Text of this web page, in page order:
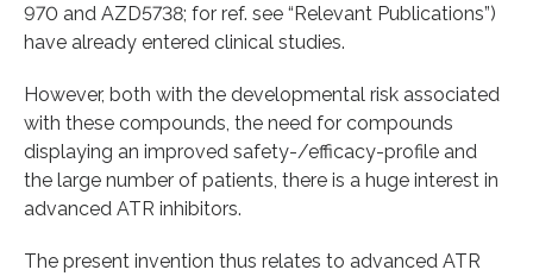
970 and AZD5738; for ref. see “Relevant Publications”)
have already entered clinical studies.
However, both with the developmental risk associated
with these compounds, the need for compounds
displaying an improved safety-/efficacy-profile and
the large number of patients, there is a huge interest in
advanced ATR inhibitors.
The present invention thus relates to advanced ATR